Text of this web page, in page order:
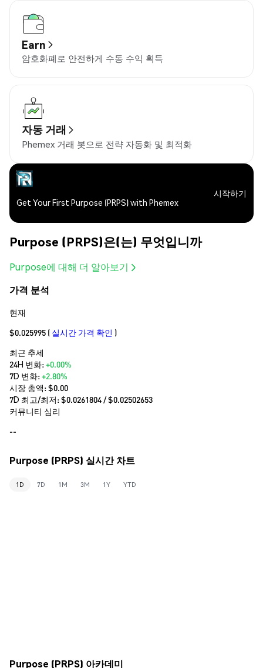
Earn
암호화폐로 안전하게 수동 수익 획득
자동 거래
Phemex 거래 봇으로 전략 자동화 및 최적화
Get Your First Purpose (PRPS) with Phemex
시작하기
Purpose (PRPS)은(는) 무엇입니까
Purpose에 대해 더 알아보기
가격 분석
현재
$0.025995 ( 실시간 가격 확인 )
최근 추세
24H 변화:+0.00%
7D 변화:+2.80%
시장 총액:$0.00
7D 최고/최저: $0.0261804/ $0.02502653
커뮤니티 심리
--
Purpose (PRPS) 실시간 차트
1D 7D 1M 3M 1Y YTD
Purpose (PRPS) 아카데미